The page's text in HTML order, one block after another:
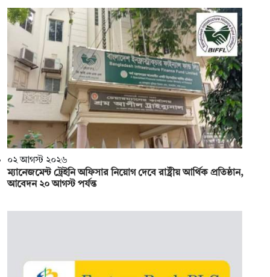
০২ আগস্ট ২০২৬
ম্যানেজমেন্ট ট্রেইনি অফিসার নিয়োগ দেবে রাষ্ট্রীয় আর্থিক প্রতিষ্ঠান,
আবেদন ২০ আগস্ট পর্যন্ত